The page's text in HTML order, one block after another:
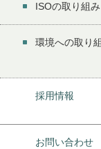
ISOの取り組
環境への取り
採用情報
お問い合わせ